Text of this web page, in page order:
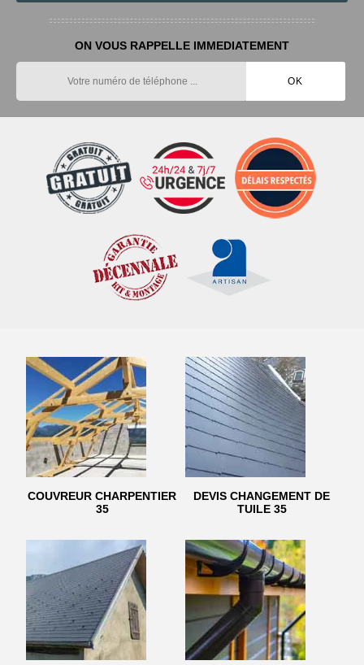
ON VOUS RAPPELLE IMMEDIATEMENT
COUVREUR CHARPENTIER
35
DEVIS CHANGEMENT DE
TUILE 35